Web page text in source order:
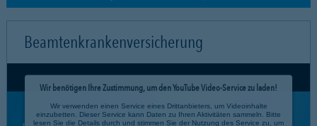
Beamtenkrankenversicherung
Wir benötigen Ihre Zustimmung, um den YouTube Video-Service zu laden!
Wir verwenden einen Service eines Drittanbieters, um Videoinhalte
einzubetten. Dieser Service kann Daten zu Ihren Aktivitäten sammeln. Bitte
lesen Sie die Details durch und stimmen Sie der Nutzung des Service zu, um